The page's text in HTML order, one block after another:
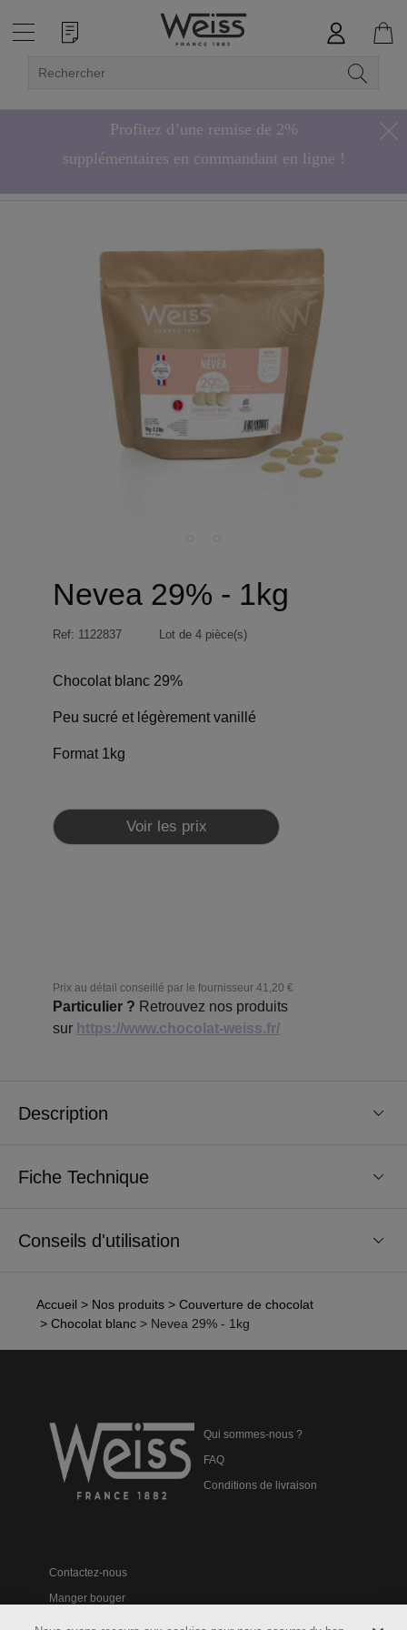
Profitez d’une remise de 2%
supplémentaires en commandant en ligne !
Nevea 29% - 1kg
Ref: 1122837 Lot de 4 pièce(s)
Chocolat blanc 29%
Peu sucré et légèrement vanillé
Format 1kg
Voir les prix
Prix au détail conseillé par le fournisseur 41,20 €
Particulier ? Retrouvez nos produits
sur https://www.chocolat-weiss.fr/
Description
Fiche Technique
Conseils d'utilisation
Accueil > Nos produits > Couverture de chocolat
> Chocolat blanc > Nevea 29% - 1kg
Qui sommes-nous ?
FAQ
Conditions de livraison
Contactez-nous
Manger bouger